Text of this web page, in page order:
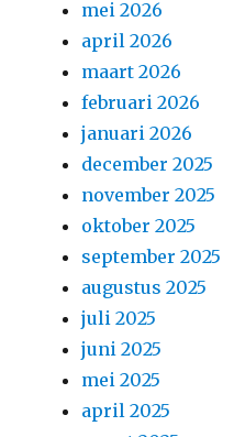
mei 2026
april 2026
maart 2026
februari 2026
januari 2026
december 2025
november 2025
oktober 2025
september 2025
augustus 2025
juli 2025
juni 2025
mei 2025
april 2025